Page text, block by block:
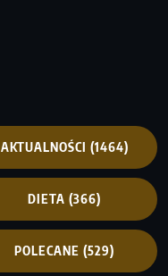
AKTUALNOŚCI (1464)
DIETA (366)
POLECANE (529)